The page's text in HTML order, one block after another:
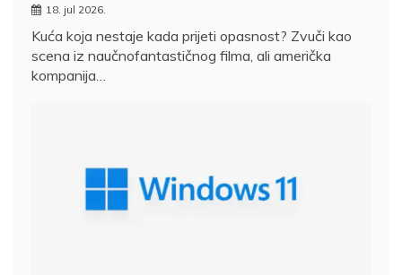
18. jul 2026.
Kuća koja nestaje kada prijeti opasnost? Zvuči kao
scena iz naučnofantastičnog filma, ali američka
kompanija…